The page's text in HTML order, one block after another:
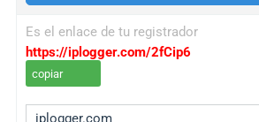
Es el enlace de tu registrador
https://iplogger.com/2fCip6
copiar